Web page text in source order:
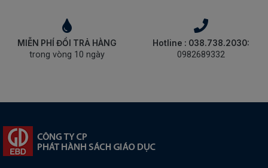
MIỄN PHÍ ĐỔI TRẢ HÀNG
trong vòng 10 ngày
Hotline : 038.738.2030:
0982689332